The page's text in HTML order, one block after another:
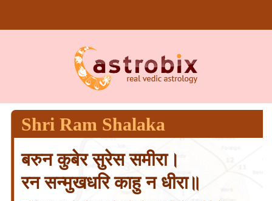
Shri Ram Shalaka
बरुन कुबेर सुरेस समीरा।
रन सन्मुखधरि काहु न धीरा॥